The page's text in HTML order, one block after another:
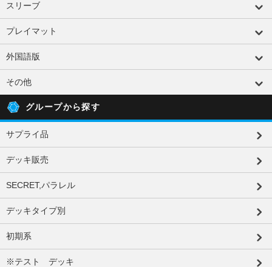
スリーブ
プレイマット
外国語版
その他
グループから探す
サプライ品
デッキ販売
SECRET,パラレル
デッキタイプ別
初期系
※テスト デッキ